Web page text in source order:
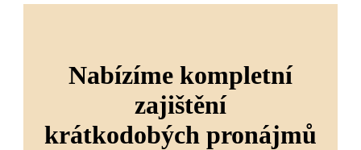
Nabízíme kompletní
zajištění
krátkodobých pronájmů